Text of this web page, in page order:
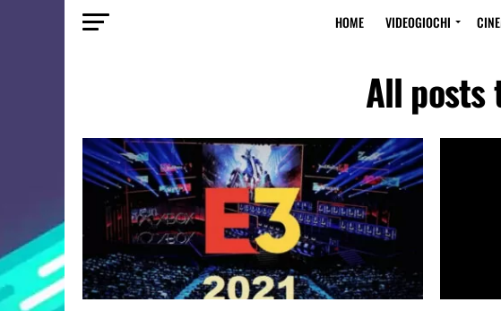
HOME VIDEOGIOCHI
All posts